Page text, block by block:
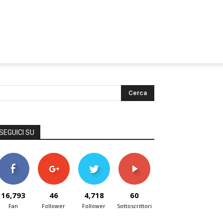
SU
16,793
Fan
46
Follower
4,718
Follower
60
Sottoscrittori